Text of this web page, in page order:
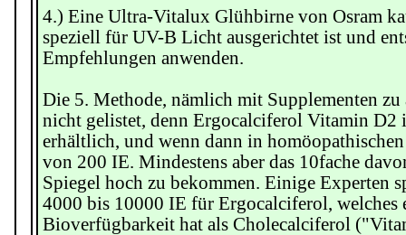
4.) Eine Ultra-Vitalux Glühbirne von Osram
speziell für UV-B Licht ausgerichtet ist und
Empfehlungen anwenden.
Die 5. Methode, nämlich mit Supplementen zu
nicht gelistet, denn Ergocalciferol Vitamin D2
erhältlich, und wenn dann in
von 200 IE. Mindestens aber das 10fache
Spiegel hoch zu bekommen. Einige Experten
4000 bis 10000 IE für Ergocalciferol, welches
Bioverfügbarkeit hat als Cholecalciferol